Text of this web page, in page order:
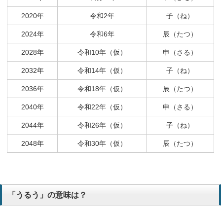
2020年 令和2年 子（ね）
2024年 令和6年 辰（たつ）
2028年 令和10年（仮） 申（さる）
2032年 令和14年（仮） 子（ね）
2036年 令和18年（仮） 辰（たつ）
2040年 令和22年（仮） 申（さる）
2044年 令和26年（仮） 子（ね）
2048年 令和30年（仮） 辰（たつ）
「うるう」の意味は？